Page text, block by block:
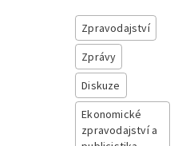
Zpravodajství
Zprávy
Diskuze
Ekonomické
zpravodajství a